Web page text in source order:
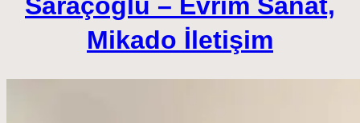
Mikado İletişim